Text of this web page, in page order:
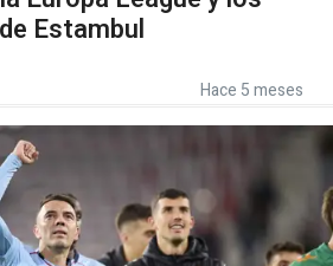
Estambul
Hace 5 meses